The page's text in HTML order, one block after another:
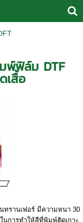
พ์ฟิล์ม DTF
เสื้อ
รานเฟอร์ มีความหนา 30
การทำให้สีที่พิมพ์ติดเกาะ